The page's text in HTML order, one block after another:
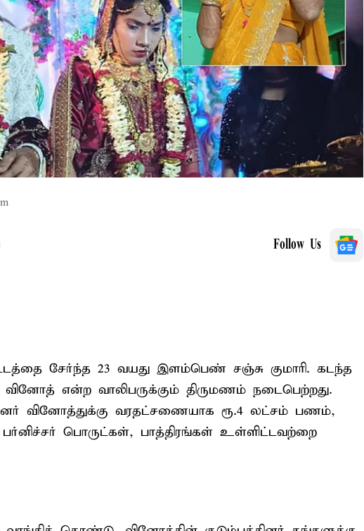
Follow Us
சேர்ந்த 23 வயது இளம்பெண் சஞ்சு குமாரி. கடந்த
வினோத் என்ற வாலிபருக்கும் திருமணம் நடைபெற்றது.
வினோத்துக்கு வரதட்சணையாக ரூ.4 லட்சம் பணம்,
பர்னிச்சர் பொருட்கள், பாத்திரங்கள் உள்ளிட்டவற்றை